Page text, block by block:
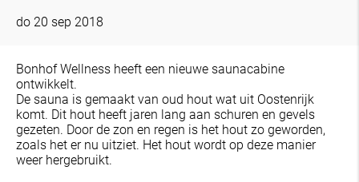
do 20 sep 2018
Bonhof Wellness heeft een nieuwe saunacabine
ontwikkelt.
De sauna is gemaakt van oud hout wat uit Oostenrijk
komt. Dit hout heeft jaren lang aan schuren en gevels
gezeten. Door de zon en regen is het hout zo geworden,
zoals het er nu uitziet. Het hout wordt op deze manier
weer hergebruikt.